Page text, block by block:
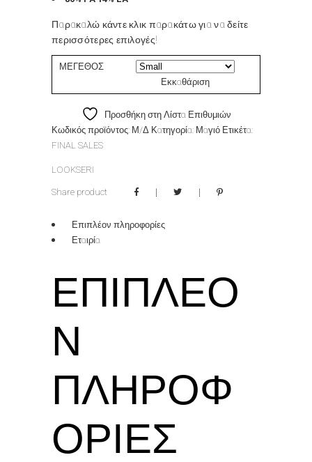
Παρακαλώ κάντε κλικ παρακάτω για να δείτε
περισσότερες επιλογές!
ΜΕΓΕΘΟΣ
Εκκαθάριση
Προσθήκη στη Λίστα Επιθυμιών
Κωδικός προϊόντος: Μ/Δ Κατηγορία: Μαγιό Ετικέτα:
FINAL SALES
LOOKSERI
Share product
Επιπλέον πληροφορίες
Εταιρία
ΕΠΙΠΛΈΟ
Ν
ΠΛΗΡΟΦ
ΟΡΊΕΣ